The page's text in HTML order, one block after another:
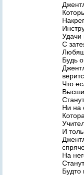
Удачи
С
Будь
Что
Ни на
И
На
Будто